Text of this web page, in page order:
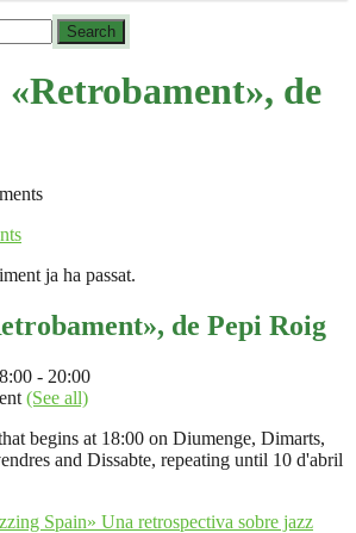
de
ja ha passat.
de Pepi Roig
- 20:00
(See all)
begins at 18:00 on Diumenge, Dimarts,
and Dissabte, repeating until 10 d'abril
Spain» Una retrospectiva sobre jazz